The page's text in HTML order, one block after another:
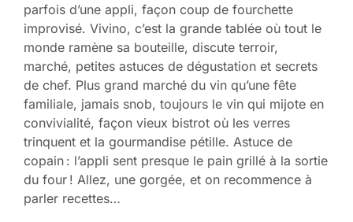
parfois d’une appli, façon coup de fourchette
improvisé. Vivino, c’est la grande tablée où tout le
monde ramène sa bouteille, discute terroir,
marché, petites astuces de dégustation et secrets
de chef. Plus grand marché du vin qu’une fête
familiale, jamais snob, toujours le vin qui mijote en
convivialité, façon vieux bistrot où les verres
trinquent et la gourmandise pétille. Astuce de
copain : l’appli sent presque le pain grillé à la sortie
du four ! Allez, une gorgée, et on recommence à
parler recettes…